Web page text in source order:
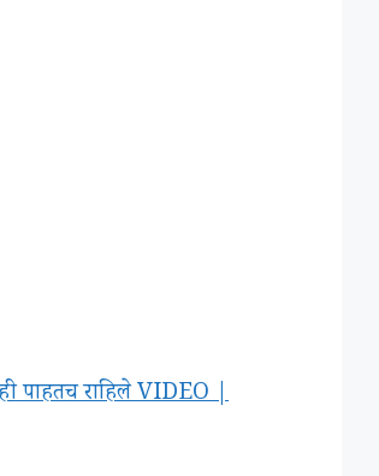
पाहतच राहिले VIDEO |